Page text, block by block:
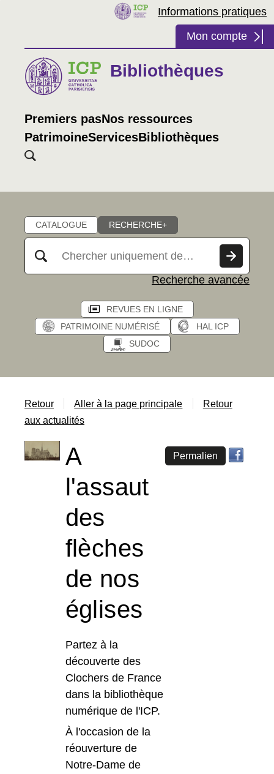
Informations pratiques
Mon compte
Bibliothèques
Premiers pasNos ressources
PatrimoineServicesBibliothèques
CATALOGUE RECHERCHE+
Chercher
Recherche avancée
REVUES EN LIGNE
PATRIMOINE NUMÉRISÉ
HAL ICP
SUDOC
Retour Aller à la page principale
Retour
aux actualités
Permalien
A
l'assaut
des
flèches
de nos
églises
Partez à la
découverte des
Clochers de France
dans la bibliothèque
numérique de l'ICP.
À l'occasion de la
réouverture de
Notre-Dame de